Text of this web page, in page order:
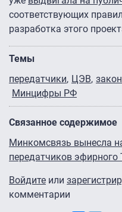
соответствующих
разработка этого
Темы
передатчики
ЦЭВ
Минцифры РФ
Связанное содержимое
Минкомсвязь вынесла
передатчиков эфирного
Войдите или
комментарии